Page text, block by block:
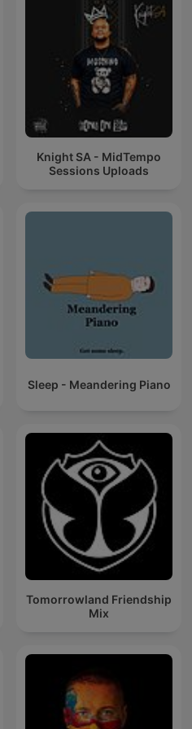
Knight SA - MidTempo
Sessions Uploads
Sleep - Meandering Piano
Tomorrowland Friendship
Mix